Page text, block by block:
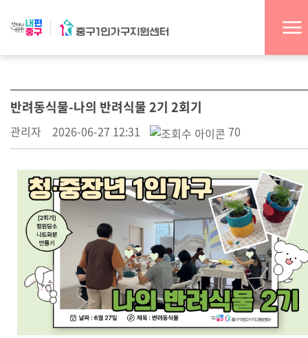
반려동식물-나의 반려식물 2기 2회기
관리자 2026-06-27 12:31 70